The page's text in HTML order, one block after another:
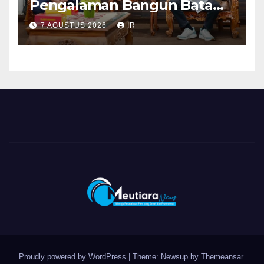
Pengalaman Bangun Batam,
DPRD Dumai Dalami
Pendidikan hingga Investasi
7 AGUSTUS 2026 IR
Proudly powered by WordPress Theme: Newsup by Themeansar.